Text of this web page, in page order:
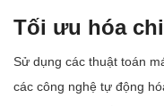
Tối ưu hóa
Sử dụng các thuật toán
các công nghệ tự động